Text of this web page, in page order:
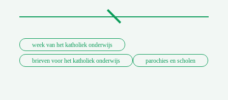
week van het katholiek onderwijs
brieven voor het katholiek onderwijs parochies en scholen